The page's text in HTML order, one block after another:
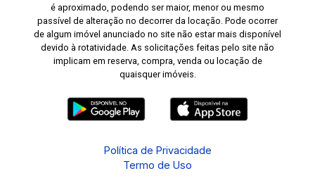
é aproximado, podendo ser maior, menor ou mesmo
passível de alteração no decorrer da locação. Pode ocorrer
de algum imóvel anunciado no site não estar mais disponível
devido à rotatividade. As solicitações feitas pelo site não
implicam em reserva, compra, venda ou locação de
quaisquer imóveis.
Política de Privacidade
Termo de Uso